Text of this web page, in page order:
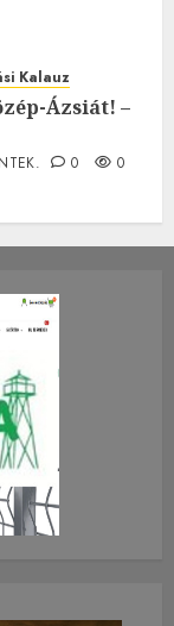
Kalauz
Ázsiát! –
0 0